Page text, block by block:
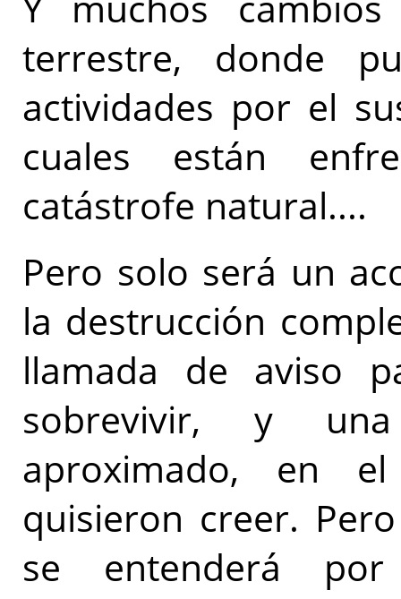
terrestre, donde
actividades por el
cuales están
catástrofe natural....
Pero solo será un
la destrucción
llamada de aviso
sobrevivir, y
aproximado, en
quisieron creer.
se entenderá